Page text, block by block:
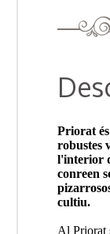
Priorat
robustes
l'interior
conreen
cultiu.
Al Priorat